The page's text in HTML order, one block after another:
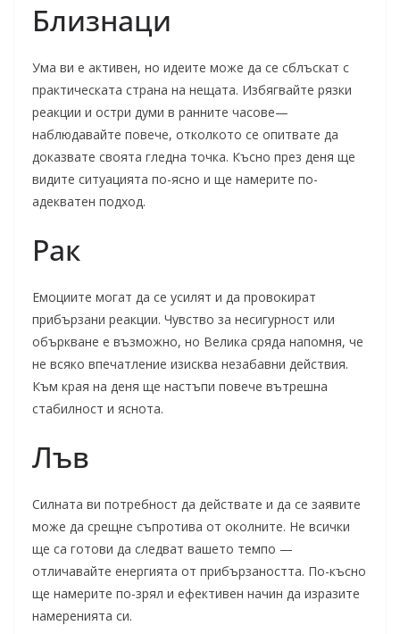
Близнаци
Ума ви е активен, но идеите може да се сблъскат с
практическата страна на нещата. Избягвайте рязки
реакции и остри думи в ранните часове—
наблюдавайте повече, отколкото се опитвате да
доказвате своята гледна точка. Късно през деня ще
видите ситуацията по-ясно и ще намерите по-
адекватен подход.
Рак
Емоциите могат да се усилят и да провокират
прибързани реакции. Чувство за несигурност или
объркване е възможно, но Велика сряда напомня, че
не всяко впечатление изисква незабавни действия.
Към края на деня ще настъпи повече вътрешна
стабилност и яснота.
Лъв
Силната ви потребност да действате и да се заявите
може да срещне съпротива от околните. Не всички
ще са готови да следват вашето темпо —
отличавайте енергията от прибързаността. По-късно
ще намерите по-зрял и ефективен начин да изразите
намеренията си.